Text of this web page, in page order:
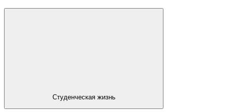
Студенческая жизнь